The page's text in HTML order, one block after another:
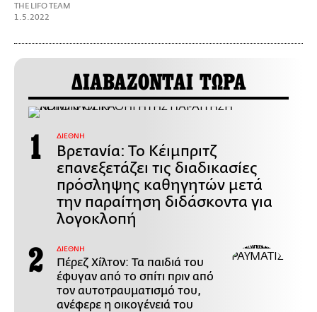
THE LIFO TEAM
1.5.2022
ΔΙΑΒΑΖΟΝΤΑΙ ΤΩΡΑ
ΔΙΕΘΝΗ
Βρετανία: Το Κέιμπριτζ
επανεξετάζει τις διαδικασίες
πρόσληψης καθηγητών μετά
την παραίτηση διδάσκοντα για
λογοκλοπή
ΔΙΕΘΝΗ
Πέρεζ Χίλτον: Τα παιδιά του
έφυγαν από το σπίτι πριν από
τον αυτοτραυματισμό του,
ανέφερε η οικογένειά του